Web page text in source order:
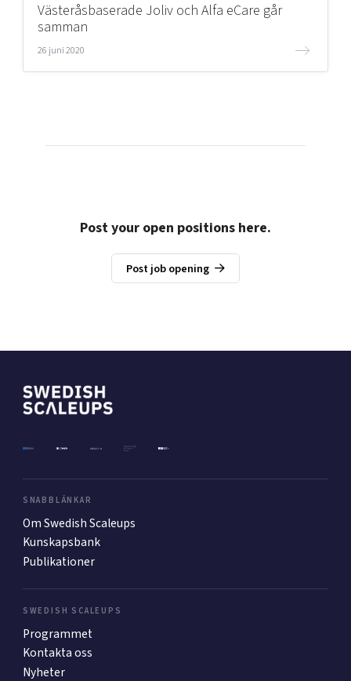
Mer
Så finansieras Swedish Scaleups
Västeråsbaserade Joliv och Alfa eCare går
samman
26 juni 2020
Post your open positions here.
Post job opening
SNABBLÄNKAR
Om Swedish Scaleups
Kunskapsbank
Publikationer
SWEDISH SCALEUPS
Programmet
Kontakta oss
Nyheter